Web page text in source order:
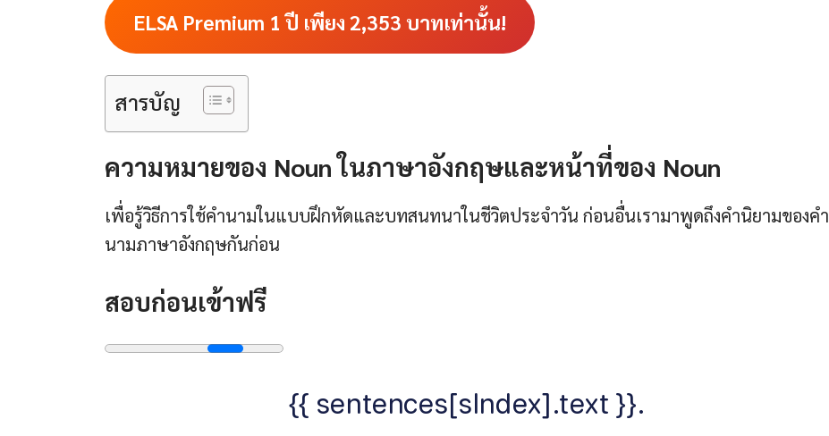
ELSA Premium 1 ปี เพียง 2,353 บาทเท่านั้น!
สารบัญ
ความหมายของ Noun ในภาษาอังกฤษและหน้าที่ของ Noun
เพื่อรู้วิธีการใช้คำนามในแบบฝึกหัดและบทสนทนาในชีวิตประจำวัน ก่อนอื่นเรามาพูดถึงคำนิยามของคำ
นามภาษาอังกฤษกันก่อน
สอบก่อนเข้าฟรี
{{ sentences[sIndex].text }}.